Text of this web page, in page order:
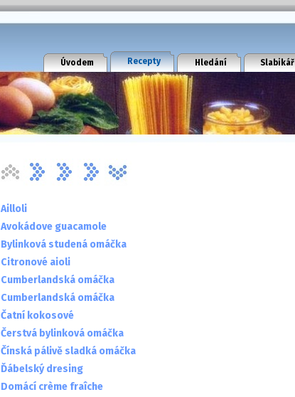
Úvodem Recepty Hledání Slabikář
Ailloli
Avokádove guacamole
Bylinková studená omáčka
Citronové aioli
Cumberlandská omáčka
Cumberlandská omáčka
Čatní kokosové
Čerstvá bylinková omáčka
Čínská pálivě sladká omáčka
Ďábelský dresing
Domácí crème fraîche